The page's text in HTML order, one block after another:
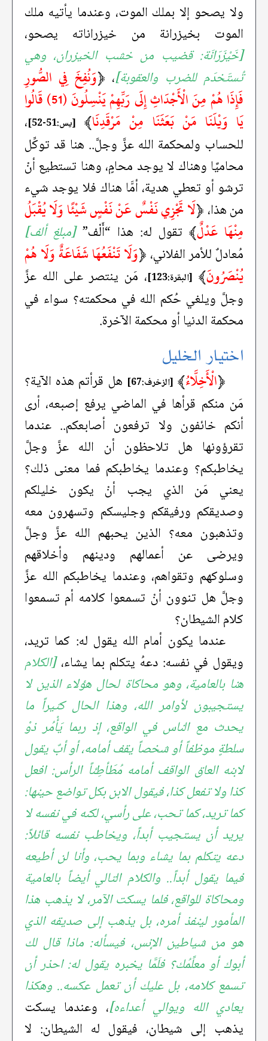
ولا يصحو إلا بملك الموت، وعندما يأتيه ملك
الموت بخيزرانة من خيزراناته يصحو،
[خَيْزَرَانَة: قضيب من خشب الخيزران، وهي
تُستَخدَم للضرب والعقوبة]، ﴿وَنُفِخَ فِي الصُّورِ
فَإِذَا هُمْ مِنَ الْأَجْدَاثِ إِلَى رَبِّهِمْ يَنْسِلُونَ (51) قَالُوا
يَا وَيْلَنَا مَنْ بَعَثَنَا مِنْ مَرْقَدِنَا﴾ [يس:51-52]
،
للحساب ولمحكمة الله عزَّ وجلَّ.. هنا قد توكِّل
محاميًا وهناك لا يوجد محامٍ، وهنا تستطيع أنْ
ترشو أو تعطي هدية، أمَّا هناك فلا يوجد شيء
من هذا، ﴿لَا تَجْزِي نَفْسٌ عَنْ نَفْسٍ شَيْئًا وَلَا يُقْبَلُ
مِنْهَا عَدْلٌ﴾ تقول له: هذا “أَلْف”[مبلغ ألف]
مُعادلٌ للأمر الفلاني، ﴿وَلَا تَنْفَعُهَا شَفَاعَةٌ وَلَا هُمْ
يُنْصَرُونَ﴾ [البقرة:123]
، مَن ينتصر على الله عزَّ
وجلَّ ويلغي حُكم الله في محكمته؟ سواء في
محكمة الدنيا أو محكمة الآخرة.
اختيار الخليل
﴿الْأَخِلَّاءُ﴾ [الزخرف:67]
هل قرأتم هذه الآية؟
مَن منكم قرأها في الماضي يرفع إصبعه، أرى
أنكم خائفون ولا ترفعون أصابعكم.. عندما
تقرؤونها هل تلاحظون أن الله عزَّ وجلَّ
يخاطبكم؟ وعندما يخاطبكم فما معنى ذلك؟
يعني مَن الذي يجب أنْ يكون خليلكم
وصديقكم ورفيقكم وجليسكم وتسهرون معه
وتذهبون معه؟ الذين يحبهم الله عزَّ وجلَّ
ويرضى عن أعمالهم ودينهم وأخلاقهم
وسلوكهم وتقواهم، وعندما يخاطبكم الله عزَّ
وجلَّ هل تنوون أنْ تسمعوا كلامه أم تسمعوا
كلام الشيطان؟
عندما يكون أمام الله يقول له: كما تريد،
ويقول في نفسه: دعهُ يتكلم بما يشاء،[الكلام
هنا بالعامية، وهو محاكاة لحال هؤلاء الذين لا
يستجيبون لأوامر الله، وهذا الحال كثيراً ما
يحدث مع الناس في الواقع، إذ ربما يَأْمُر ذوْ
سلطةٍ موظفاً أو شخصاً يقف أمامه، أو أبٌ يقول
لابنه العاق الواقف أمامه مُطَأطِئاً الرأس: افعل
كذا ولا تفعل كذا، فيقول الابن بكل تواضع حينها:
كما تريد، كما تحب، على رأسي، لكنه في نفسه لا
يريد أن يستجيب أبداً، ويخاطب نفسه قائلاً:
دعه يتكلم بما يشاء وبما يحب، وأنا لن أطيعه
فيما يقول أبداً.. والكلام التالي أيضاً بالعامية
ومحاكاة للواقع، فلما يسكت الآمر، لا يذهب هذا
المأمور لينفذ أمره، بل يذهب إلى صديقه الذي
هو من شياطين الإنس، فيسأله: ماذا قال لك
أبوك أو معلِّمُك؟ فلَمَّا يخبره يقول له: احذر أن
تسمع كلامه، بل عليك أن تعمل عكسه.. وهكذا
يعادي الله ويوالي أعداءه]، وعندما يسكت
يذهب إلى شيطان، فيقول له الشيطان: لا